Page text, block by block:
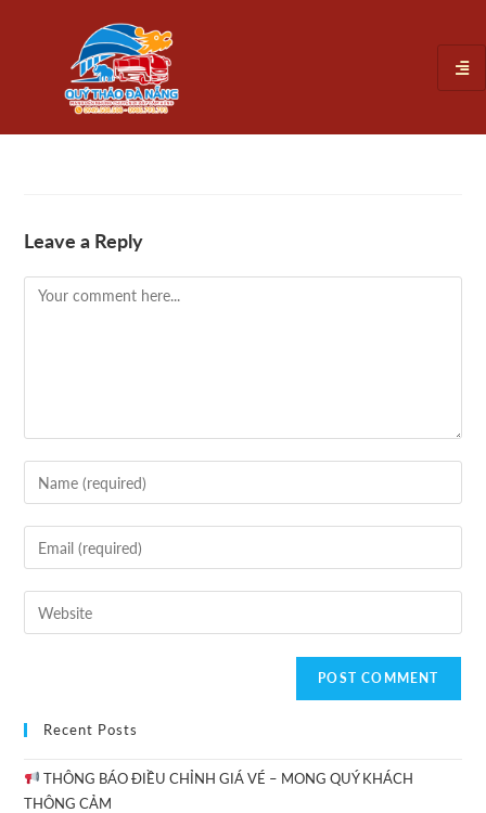
Leave a Reply
Recent Posts
THÔNG BÁO ĐIỀU CHỈNH GIÁ VÉ – MONG QUÝ KHÁCH
THÔNG CẢM